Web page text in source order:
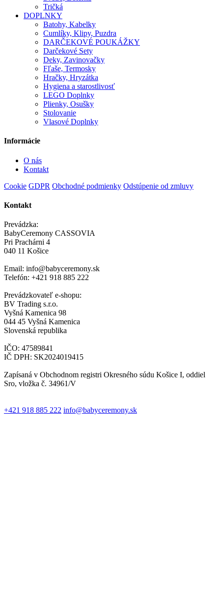
Tričká
DOPLNKY
Batohy, Kabelky
Cumlíky, Klipy, Puzdra
DARČEKOVÉ POUKÁŽKY
Darčekové Sety
Deky, Zavinovačky
Fľaše, Termosky
Hračky, Hryzátka
Hygiena a starostlivosť
LEGO Doplnky
Plienky, Osušky
Stolovanie
Vlasové Doplnky
Informácie
O nás
Kontakt
Cookie GDPR Obchodné podmienky Odstúpenie od zmluvy
Kontakt
Prevádzka:
BabyCeremony CASSOVIA
Pri Prachárni 4
040 11 Košice
Email: info@babyceremony.sk
Telefón: +421 918 885 222
Prevádzkovateľ e-shopu:
BV Trading s.r.o.
Vyšná Kamenica 98
044 45 Vyšná Kamenica
Slovenská republika
IČO: 47589841
IČ DPH: SK2024019415
Zapísaná v Obchodnom registri Okresného súdu Košice I, oddiel
Sro, vložka č. 34961/V
+421 918 885 222 info@babyceremony.sk